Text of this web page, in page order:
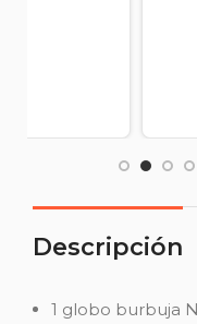
Descripción
1 globo burbuja